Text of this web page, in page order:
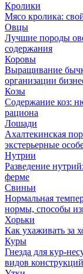
Кролики
Мясо кролика:
Овцы
Лучшие породы
содержания
Коровы
Выращивание
организации
Козы
Содержание коз:
рациона
Лошади
Ахалтекинская
экстерьерные
Нутрии
Разведение
ферме
Свиньи
Нормальная
нормы, способы
Хорьки
Как ухаживать за
Куры
Гнезда для кур-
видов конструкций